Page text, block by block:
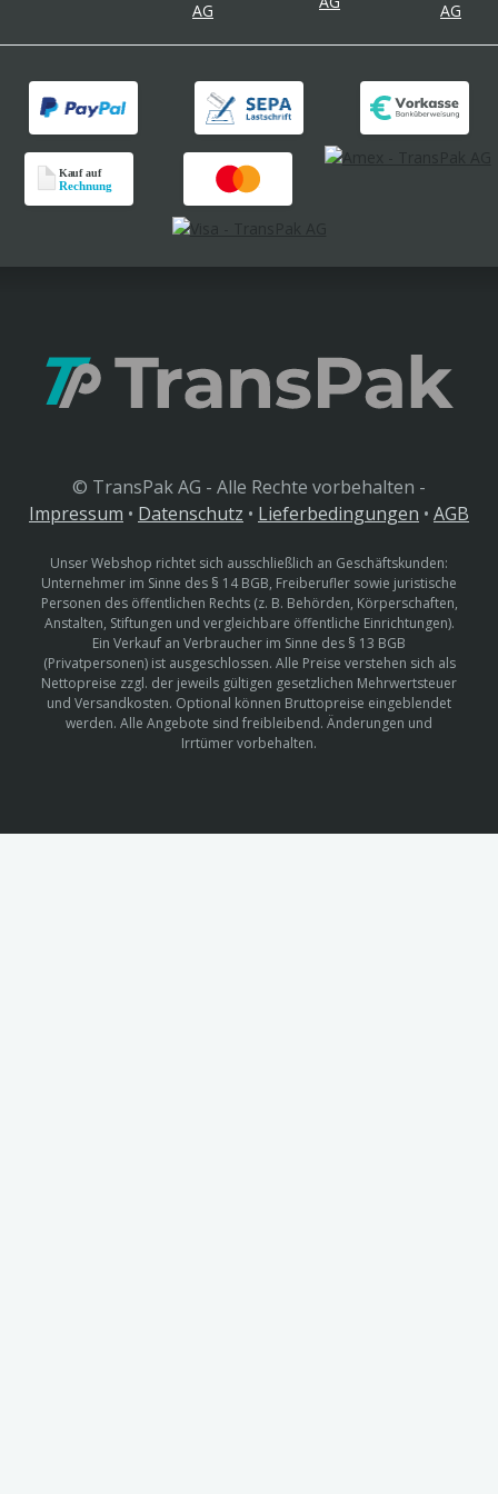
© TransPak AG - Alle Rechte vorbehalten -
Impressum • Datenschutz • Lieferbedingungen • AGB
Unser Webshop richtet sich ausschließlich an Geschäftskunden:
Unternehmer im Sinne des § 14 BGB, Freiberufler sowie juristische
Personen des öffentlichen Rechts (z. B. Behörden, Körperschaften,
Anstalten, Stiftungen und vergleichbare öffentliche Einrichtungen).
Ein Verkauf an Verbraucher im Sinne des § 13 BGB
(Privatpersonen) ist ausgeschlossen. Alle Preise verstehen sich als
Nettopreise zzgl. der jeweils gültigen gesetzlichen Mehrwertsteuer
und Versandkosten. Optional können Bruttopreise eingeblendet
werden. Alle Angebote sind freibleibend. Änderungen und
Irrtümer vorbehalten.